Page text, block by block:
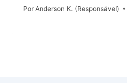
Por Anderson K. (Responsável)